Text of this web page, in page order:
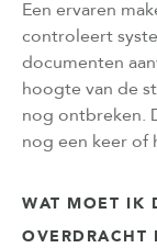
Een ervaren
controleert
documenten
hoogte van de
nog ontbreken.
nog een keer of
WAT MOET IK
OVERDRACHT